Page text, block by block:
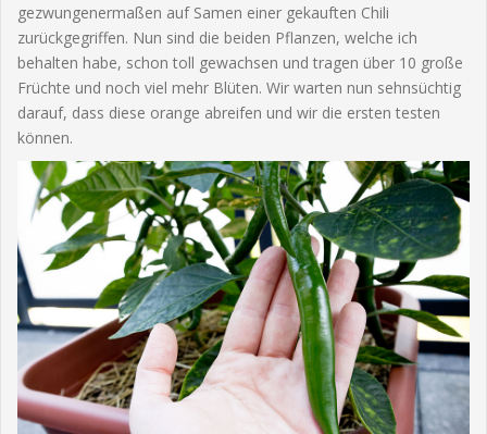
gezwungenermaßen auf Samen einer gekauften Chili
zurückgegriffen. Nun sind die beiden Pflanzen, welche ich
behalten habe, schon toll gewachsen und tragen über 10 große
Früchte und noch viel mehr Blüten. Wir warten nun sehnsüchtig
darauf, dass diese orange abreifen und wir die ersten testen
können.